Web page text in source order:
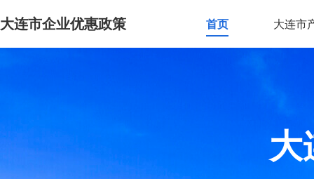
大连市企业优惠政策 首页 大连市
大